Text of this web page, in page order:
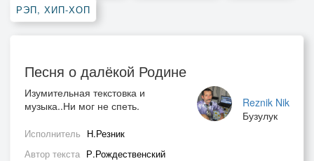
РЭП, ХИП-ХОП
Песня о далёкой Родине
Reznik Nik
Бузулук
Изумительная текстовка и
музыка..Ни мог не спеть.
Исполнитель Н.Резник
Автор текста Р.Рождественский